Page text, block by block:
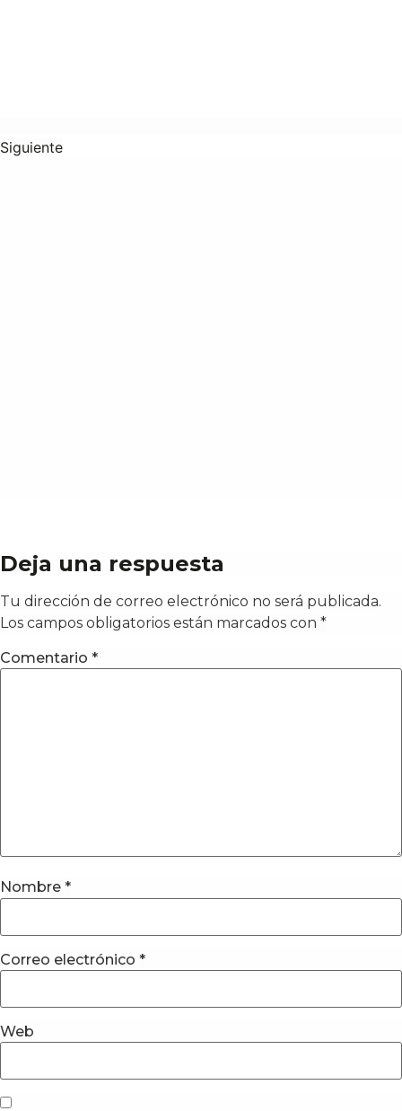
Siguiente
Deja una respuesta
Tu dirección de correo electrónico no será publicada.
Los campos obligatorios están marcados con *
Comentario *
Nombre *
Correo electrónico *
Web